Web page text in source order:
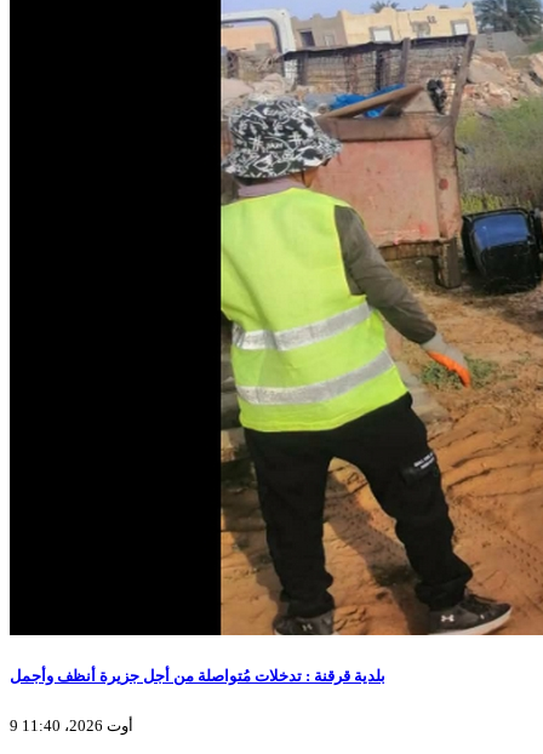
بلدية قرقنة : تدخلات مُتواصلة من أجل جزيرة أنظف وأجمل
9 أوت 2026، 11:40